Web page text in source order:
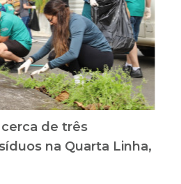
de três
na Quarta Linha,